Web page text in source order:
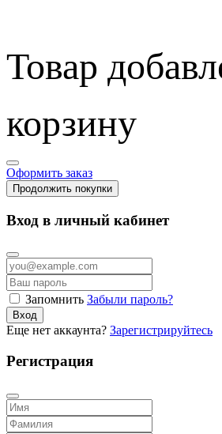
Товар
корзину
Оформить заказ
Продолжить покупки
Вход в личный кабинет
Запомнить Забыли пароль?
Вход
Еще нет аккаунта? Зарегистрируйтесь
Регистрация